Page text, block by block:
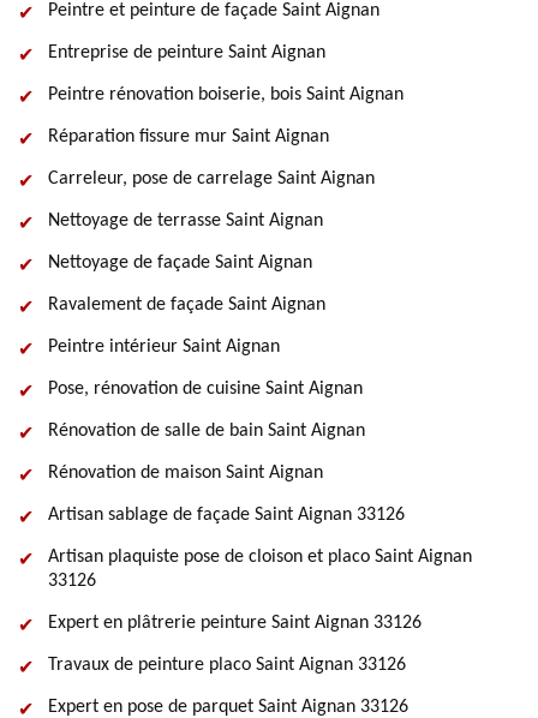
Peintre et peinture de façade Saint Aignan
Entreprise de peinture Saint Aignan
Peintre rénovation boiserie, bois Saint Aignan
Réparation fissure mur Saint Aignan
Carreleur, pose de carrelage Saint Aignan
Nettoyage de terrasse Saint Aignan
Nettoyage de façade Saint Aignan
Ravalement de façade Saint Aignan
Peintre intérieur Saint Aignan
Pose, rénovation de cuisine Saint Aignan
Rénovation de salle de bain Saint Aignan
Rénovation de maison Saint Aignan
Artisan sablage de façade Saint Aignan 33126
Artisan plaquiste pose de cloison et placo Saint Aignan
33126
Expert en plâtrerie peinture Saint Aignan 33126
Travaux de peinture placo Saint Aignan 33126
Expert en pose de parquet Saint Aignan 33126